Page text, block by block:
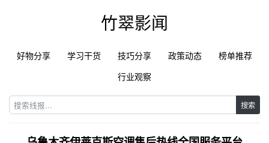
竹翠影闻
好物分享 学习干货 技巧分享 政策动态
榜单推荐
行业观察
搜索